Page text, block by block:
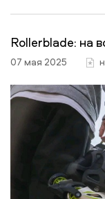
Rollerblade: на
07 мая 2025